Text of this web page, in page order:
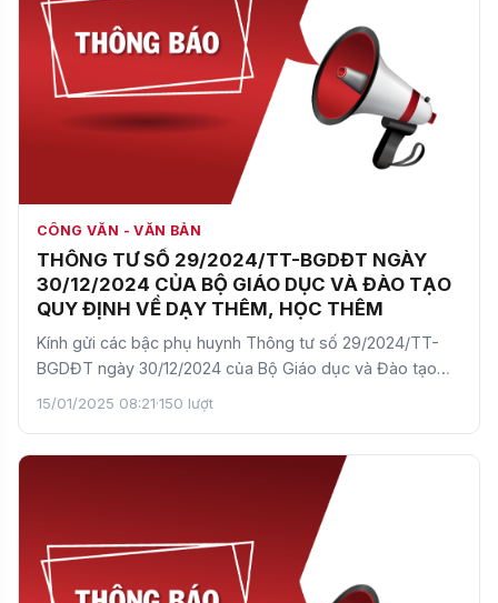
CÔNG VĂN - VĂN BẢN
THÔNG TƯ SỐ 29/2024/TT-BGDĐT NGÀY
30/12/2024 CỦA BỘ GIÁO DỤC VÀ ĐÀO TẠO
QUY ĐỊNH VỀ DẠY THÊM, HỌC THÊM
Kính gửi các bậc phụ huynh Thông tư số 29/2024/TT-
BGDĐT ngày 30/12/2024 của Bộ Giáo dục và Đào tạo
quy định về…
15/01/2025 08:21·150 lượt